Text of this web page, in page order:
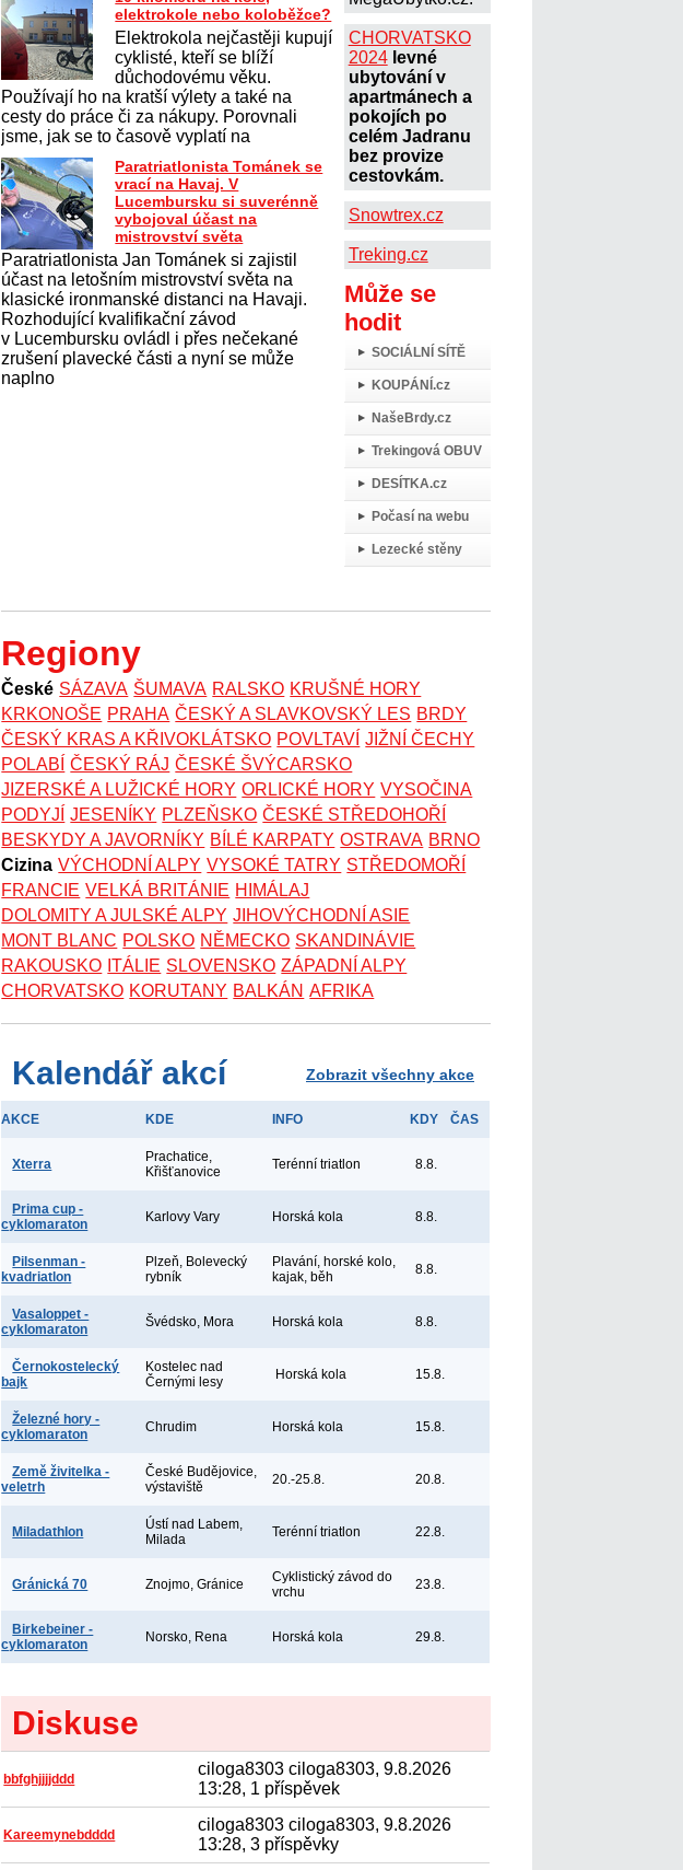
CHORVATSKO
2024 levné
ubytování v
apartmánech a
pokojích po
celém Jadranu
bez provize
cestovkám.
Snowtrex.cz
Treking.cz
Může se
hodit
SOCIÁLNÍ SÍTĚ
KOUPÁNÍ.cz
NašeBrdy.cz
Trekingová OBUV
DESÍTKA.cz
Počasí na webu
Lezecké stěny
elektrokole nebo koloběžce?
Elektrokola nejčastěji kupují
cyklisté, kteří se blíží
důchodovému věku.
Používají ho na kratší výlety a také na
cesty do práce či za nákupy. Porovnali
jsme, jak se to časově vyplatí na
Paratriatlonista Tománek se
vrací na Havaj. V
Lucembursku si suverénně
vybojoval účast na
mistrovství světa
Paratriatlonista Jan Tománek si zajistil
účast na letošním mistrovství světa na
klasické ironmanské distanci na Havaji.
Rozhodující kvalifikační závod
v Lucembursku ovládl i přes nečekané
zrušení plavecké části a nyní se může
naplno
Regiony
České SÁZAVA ŠUMAVA RALSKO KRUŠNÉ HORY
KRKONOŠE PRAHA ČESKÝ A SLAVKOVSKÝ LES BRDY
ČESKÝ KRAS A KŘIVOKLÁTSKO POVLTAVÍ JIŽNÍ ČECHY
POLABÍ
ČESKÝ RÁJ ČESKÉ ŠVÝCARSKO
JIZERSKÉ A LUŽICKÉ HORY ORLICKÉ HORY VYSOČINA
PODYJÍ
JESENÍKY PLZEŇSKO ČESKÉ STŘEDOHOŘÍ
BESKYDY A JAVORNÍKY BÍLÉ KARPATY OSTRAVA BRNO
Cizina VÝCHODNÍ ALPY VYSOKÉ TATRY STŘEDOMOŘÍ
FRANCIE VELKÁ BRITÁNIE HIMÁLAJ
DOLOMITY A JULSKÉ ALPY JIHOVÝCHODNÍ ASIE
MONT BLANC POLSKO NĚMECKO SKANDINÁVIE
RAKOUSKO ITÁLIE SLOVENSKO ZÁPADNÍ ALPY
CHORVATSKO KORUTANY BALKÁN AFRIKA
Kalendář akcí Zobrazit všechny akce
AKCE KDE INFO KDY ČAS
Xterra
Prachatice,
Křišťanovice
Terénní triatlon 8.8.
Prima cup -
cyklomaraton
Karlovy Vary Horská kola 8.8.
Pilsenman -
kvadriatlon
Plzeň, Bolevecký
rybník
Plavání, horské kolo,
kajak, běh
8.8.
Vasaloppet -
cyklomaraton
Švédsko, Mora Horská kola 8.8.
Černokostelecký
bajk
Kostelec nad
Černými lesy
Horská kola 15.8.
Železné hory -
cyklomaraton
Chrudim Horská kola 15.8.
Země živitelka -
veletrh
České Budějovice,
výstaviště
20.-25.8. 20.8.
Miladathlon
Ústí nad Labem,
Milada
Terénní triatlon 22.8.
Gránická 70 Znojmo, Gránice
Cyklistický závod do
vrchu
23.8.
Birkebeiner -
cyklomaraton
Norsko, Rena Horská kola 29.8.
Diskuse
bbfghjjjjddd
ciloga8303 ciloga8303, 9.8.2026
13:28, 1 příspěvek
Kareemynebdddd
ciloga8303 ciloga8303, 9.8.2026
13:28, 3 příspěvky